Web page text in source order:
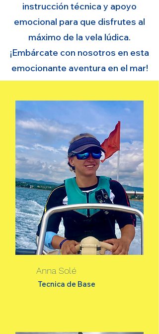
instrucción técnica y apoyo
emocional para que disfrutes al
máximo de la vela lúdica.
¡Embárcate con nosotros en esta
emocionante aventura en el mar!
Anna Solé
Tecnica de Base